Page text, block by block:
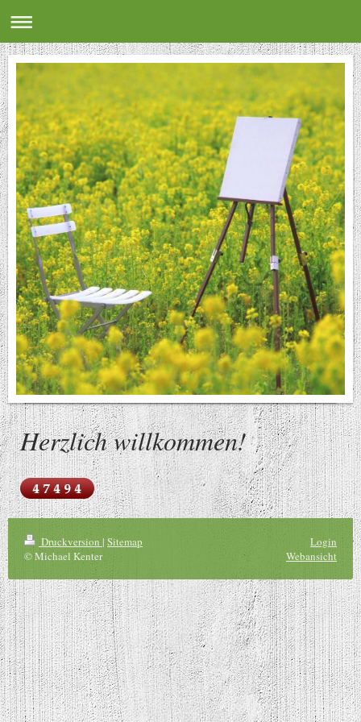
Herzlich willkommen!
Druckversion | Sitemap
© Michael Kenter
Login
Webansicht